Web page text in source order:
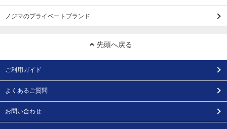
ノジマのプライベートブランド
先頭へ戻る
ご利用ガイド
よくあるご質問
お問い合わせ